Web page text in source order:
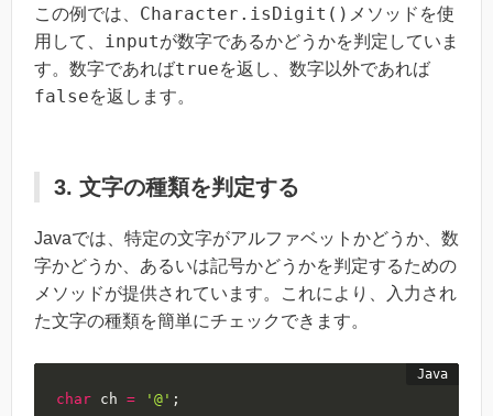
この例では、 Character.isDigit() メソッドを使
用して、 inputが数字であるかどうかを判定していま
す。数字であればtrueを返し、数字以外であれば
falseを返します。
3. 文字の種類を判定する
Javaでは、特定の文字がアルファベットかどうか、数
字かどうか、あるいは記号かどうかを判定するための
メソッドが提供されています。これにより、入力され
た文字の種類を簡単にチェックできます。
char ch = '@' ;